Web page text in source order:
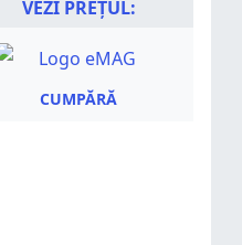
VEZI PREȚUL:
CUMPĂRĂ